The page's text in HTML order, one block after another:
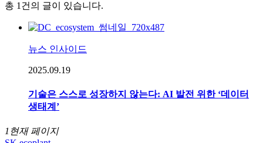
총 1건의 글이 있습니다.
뉴스 인사이드
2025.09.19
기술은 스스로 성장하지 않는다: AI 발전 위한 ‘데이터
생태계’
1 현재 페이지